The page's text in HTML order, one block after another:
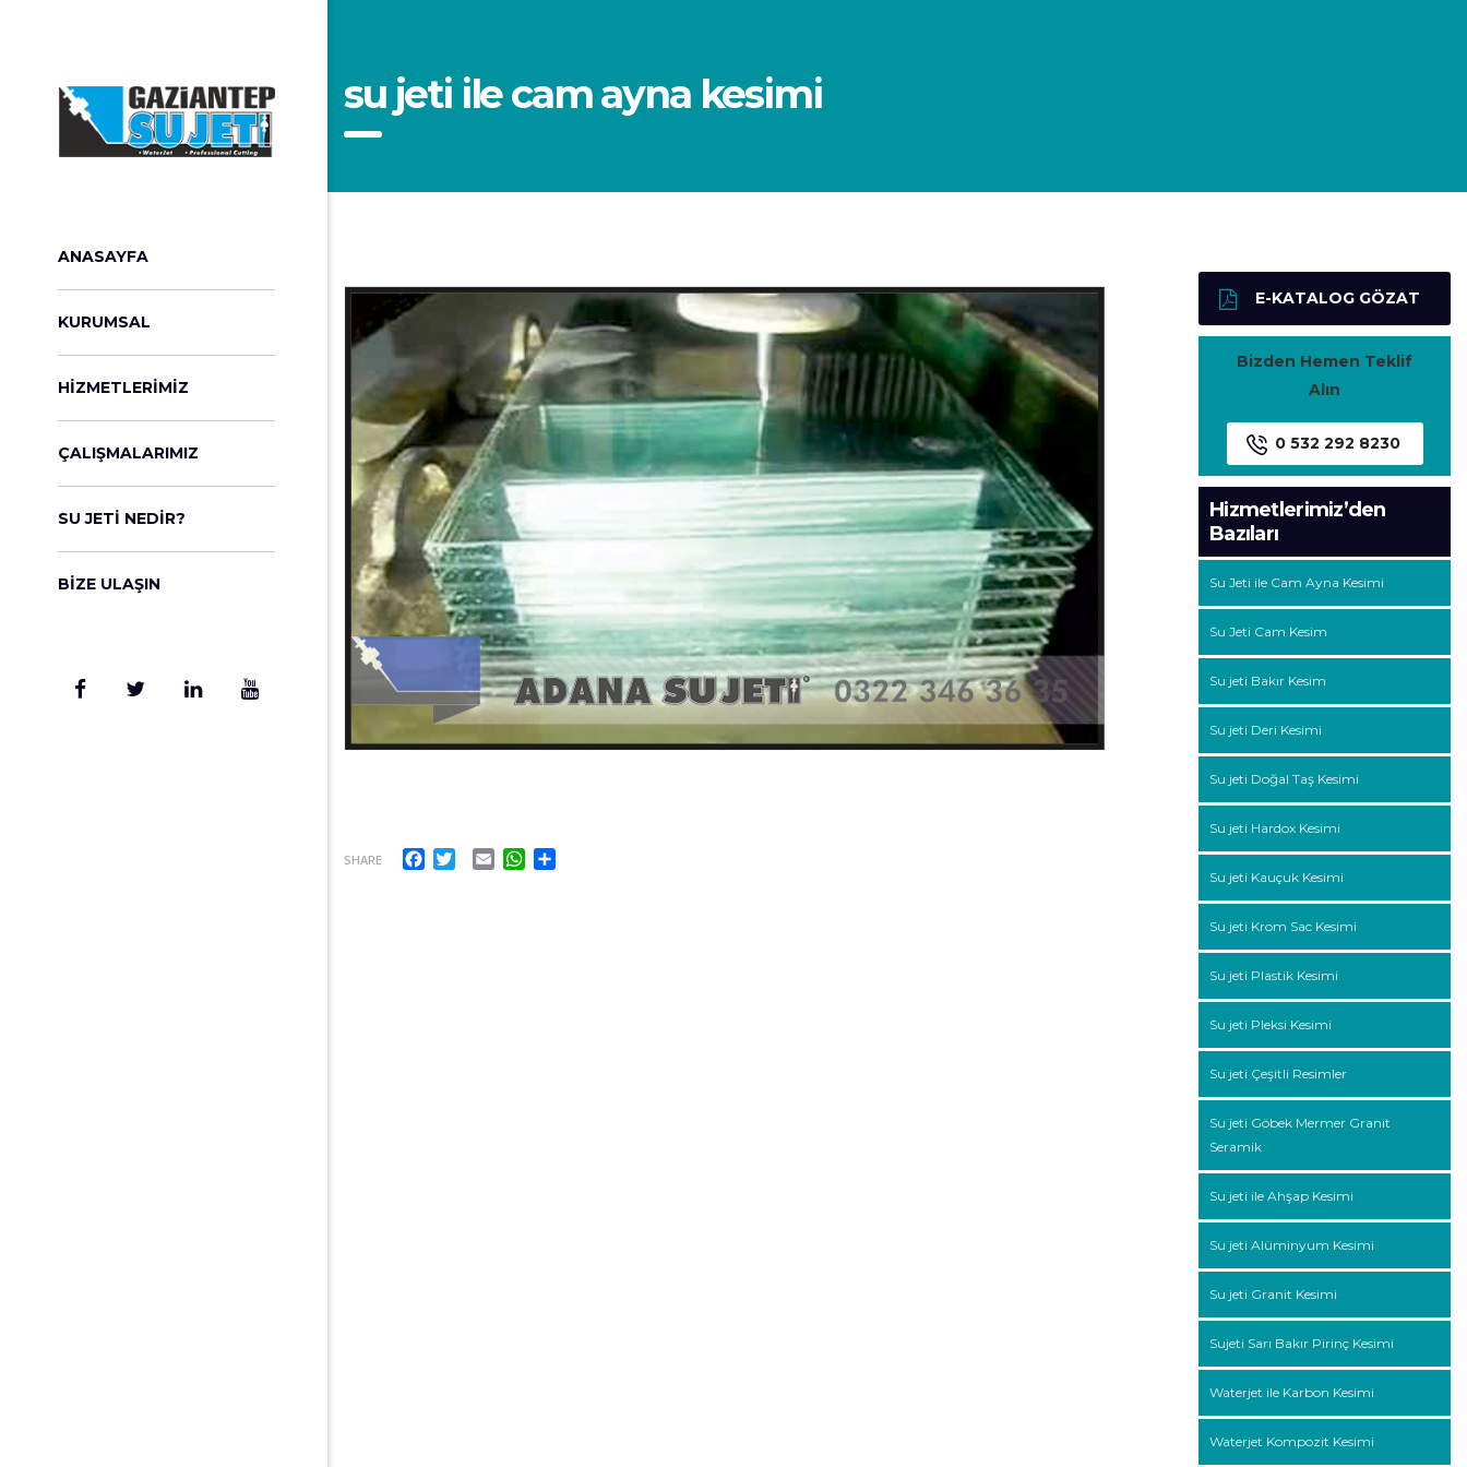
ANASAYFA
KURUMSAL
HIZMETLERIMIZ
ÇALIŞMALARIMIZ
SU JETI NEDIR?
BIZE ULAŞIN
su jeti ile cam ayna kesimi
SHARE Facebook
TwitterEmailWhatsApp
E-KATALOG GÖZAT
Bizden Hemen Teklif
Alın
0 532 292 8230
Hizmetlerimiz’den
Bazıları
Su Jeti ile Cam Ayna Kesimi
Su Jeti Cam Kesim
Su jeti Bakır Kesim
Su jeti Deri Kesimi
Su jeti Doğal Taş Kesimi
Su jeti Hardox Kesimi
Su jeti Kauçuk Kesimi
Su jeti Krom Sac Kesimi
Su jeti Plastik Kesimi
Su jeti Pleksi Kesimi
Su jeti Çeşitli Resimler
Su jeti Göbek Mermer Granit
Seramik
Su jeti ile Ahşap Kesimi
Su jeti Alüminyum Kesimi
Su jeti Granit Kesimi
Sujeti Sarı Bakır Pirinç Kesimi
Waterjet ile Karbon Kesimi
Waterjet Kompozit Kesimi